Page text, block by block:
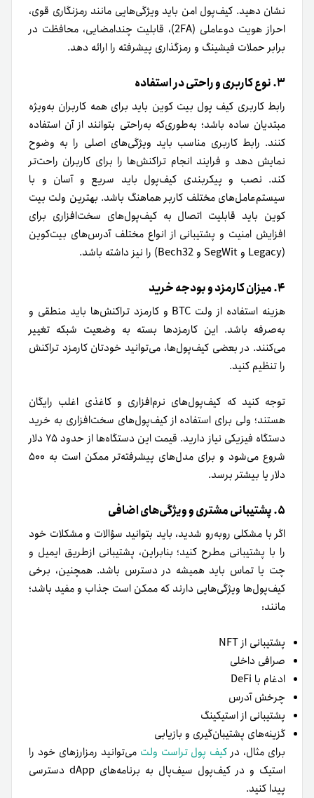
نشان دهید. کیف‌پول امن باید ویژگی‌هایی مانند رمزنگاری قوی،
احراز هویت دوعاملی (2FA)، قابلیت چندامضایی، محافظت در
برابر حملات فیشینگ و رمزگذاری پیشرفته را ارائه دهد.
۳. نوع کاربری و راحتی در استفاده
رابط کاربری کیف پول بیت کوین باید برای همه کاربران به‌ویژه
مبتدیان ساده باشد؛ به‌طوری‌که به‌راحتی بتوانند از آن استفاده
کنند. رابط کاربری مناسب باید ویژگی‌های اصلی را به وضوح
نمایش دهد و فرایند انجام تراکنش‌ها را برای کاربران راحت‌تر
کند. نصب و پیکربندی کیف‌پول باید سریع و آسان و با
سیستم‌عامل‌های مختلف کاربر هماهنگ باشد. بهترین ولت بیت
کوین باید قابلیت اتصال به کیف‌پول‌های سخت‌افزاری برای
افزایش امنیت و پشتیبانی از انواع مختلف آدرس‌های بیت‌کوین
(Legacy و SegWit و Bech32) را نیز داشته باشد.
۴. میزان کارمزد و بودجه خرید
هزینه استفاده از ولت BTC و کارمزد تراکنش‌ها باید منطقی و
به‌صرفه باشد. این کارمزدها بسته به وضعیت شبکه تغییر
می‌کنند. در بعضی کیف‌پول‌ها، می‌توانید خودتان کارمزد تراکنش
را تنظیم کنید.
توجه کنید که کیف‌پول‌های نرم‌افزاری و کاغذی اغلب رایگان
هستند؛ ولی برای استفاده از کیف‌پول‌های سخت‌افزاری به خرید
دستگاه فیزیکی نیاز دارید. قیمت این دستگاه‌ها از حدود ۷۵ دلار
شروع می‌شود و برای مدل‌های پیشرفته‌تر ممکن است به ۵۰۰
دلار یا بیشتر برسد.
۵. پشتیبانی مشتری و ویژگی‌های اضافی
اگر با مشکلی روبه‌رو شدید، باید بتوانید سؤالات و مشکلات خود
را با پشتیبانی مطرح کنید؛ بنابراین، پشتیبانی ازطریق ایمیل و
چت یا تماس باید همیشه در دسترس باشد. همچنین، برخی
کیف‌پول‌ها ویژگی‌هایی دارند که ممکن است جذاب و مفید باشد؛
مانند:
پشتیبانی از NFT
صرافی داخلی
ادغام با DeFi
چرخش آدرس
پشتیبانی از استیکینگ
گزینه‌های پشتیبان‌گیری و بازیابی
برای مثال، در کیف پول تراست ولت می‌توانید رمزارزهای خود را
استیک و در کیف‌پول سیف‌پال به برنامه‌های dApp دسترسی
پیدا کنید.